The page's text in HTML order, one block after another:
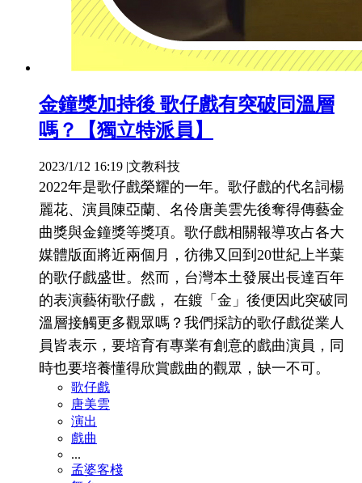
金鐘獎加持後 歌仔戲有突破同溫層
嗎？【獨立特派員】
2023/1/12 16:19 文教科技
2022年是歌仔戲榮耀的一年。歌仔戲的代名詞楊
麗花、演員陳亞蘭、名伶唐美雲先後奪得傳藝金
曲獎與金鐘獎等獎項。歌仔戲相關報導攻占各大
媒體版面將近兩個月，彷彿又回到20世紀上半葉
的歌仔戲盛世。然而，台灣本土發展出長達百年
的表演藝術歌仔戲， 在鍍「金」後便因此突破同
溫層接觸更多觀眾嗎？我們採訪的歌仔戲從業人
員皆表示，要培育有專業有創意的戲曲演員，同
時也要培養懂得欣賞戲曲的觀眾，缺一不可。
歌仔戲
唐美雲
演出
戲曲
...
孟婆客棧